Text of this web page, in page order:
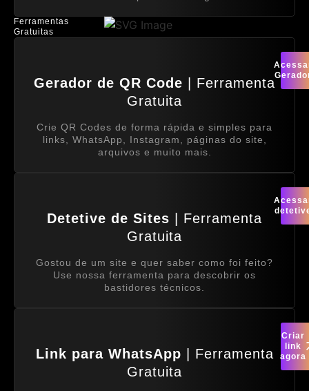
Ferramentas
Gratuitas
Gerador de QR Code | Ferramenta
Gratuita
Crie QR Codes de forma rápida e simples para
links, WhatsApp, Instagram, páginas do site,
arquivos e muito mais.
Detetive de Sites | Ferramenta
Gratuita
Gostou de um site e quer saber como foi feito?
Use nossa ferramenta para descobrir os
bastidores técnicos.
Link para WhatsApp | Ferramenta
Gratuita
Criar
link
agora